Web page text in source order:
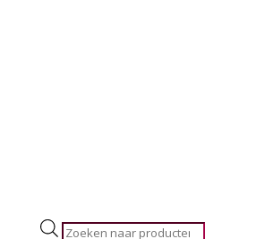
Producten